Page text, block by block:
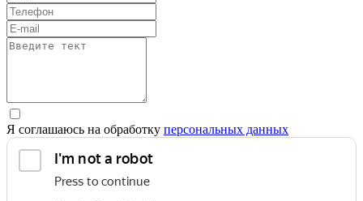
Я соглашаюсь на обработку персональных данных